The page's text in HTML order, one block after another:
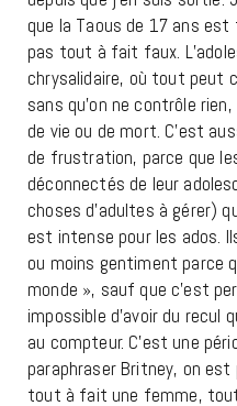
que la Taous de 17 ans
pas tout à fait faux.
chrysalidaire, où tout peut
sans qu’on ne contrôle
de vie ou de mort. C’est
de frustration, parce que
déconnectés de leur
choses d’adultes à gérer)
est intense pour les ados.
ou moins gentiment parce
monde », sauf que c’est
impossible d’avoir du recul
au compteur. C’est une
paraphraser Britney, on
tout à fait une femme, tout